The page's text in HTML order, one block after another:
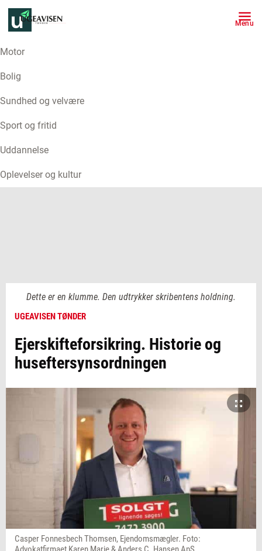
Menu
Motor
Bolig
Sundhed og velvære
Sport og fritid
Uddannelse
Oplevelser og kultur
Dette er en klumme. Den udtrykker skribentens holdning.
UGEAVISEN TØNDER
Ejerskifteforsikring. Historie og
huseftersynsordningen
Casper Fonnesbech Thomsen, Ejendomsmægler. Foto: